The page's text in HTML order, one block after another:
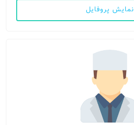
نمایش پروفایل